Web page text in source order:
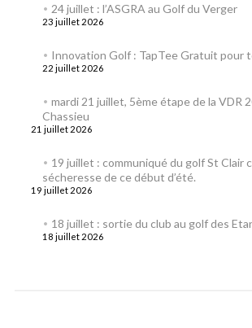
24 juillet : l’ASGRA au Golf du Verger
23 juillet 2026
Innovation Golf : TapTee Gratuit pour
22 juillet 2026
mardi 21 juillet, 5ème étape de la VDR
Chassieu
21 juillet 2026
19 juillet : communiqué du golf St Clair
sécheresse de ce début d’été.
19 juillet 2026
18 juillet : sortie du club au golf des
18 juillet 2026